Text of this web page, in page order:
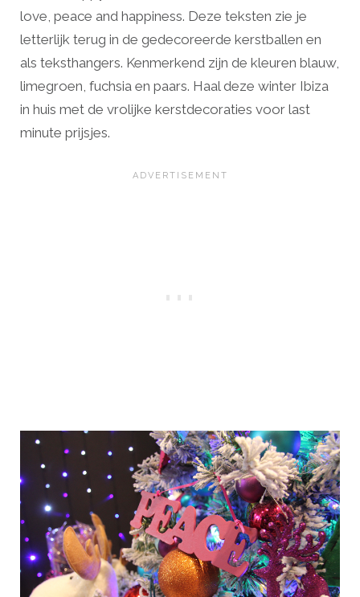
love, peace and happiness. Deze teksten zie je
letterlijk terug in de gedecoreerde kerstballen en
als teksthangers. Kenmerkend zijn de kleuren blauw,
limegroen, fuchsia en paars. Haal deze winter Ibiza
in huis met de vrolijke kerstdecoraties voor last
minute prijsjes.